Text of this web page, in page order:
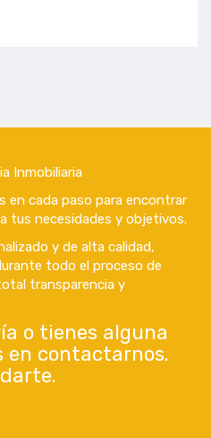
Inmobiliaria
en cada paso para encontrar
tus necesidades y objetivos.
y de alta calidad,
todo el proceso de
transparencia y
o tienes alguna
en contactarnos.